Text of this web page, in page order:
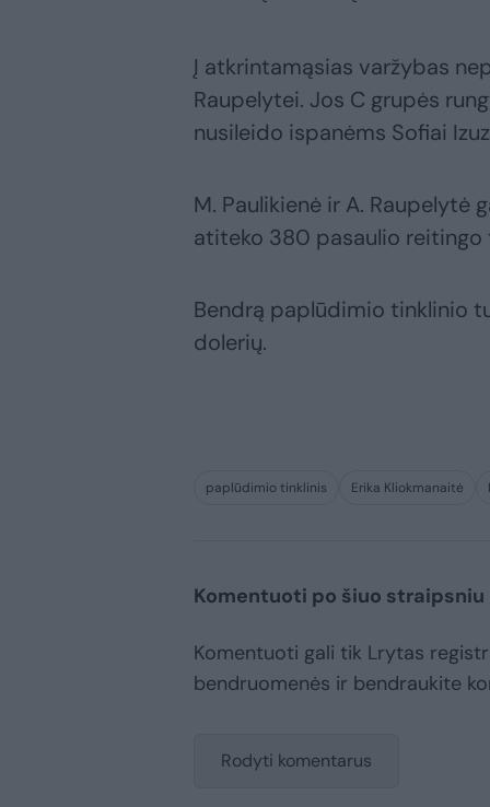
Į atkrintamąsias varžybas
Raupelytei. Jos C grupės
nusileido ispanėms Sofiai
M. Paulikienė ir A. Raupelytė
atiteko 380 pasaulio reitingo
Bendrą paplūdimio tinklinio
dolerių.
paplūdimio tinklinis Erika Kliokmanaitė
Komentuoti po šiuo straipsniu
Komentuoti gali tik Lrytas
bendruomenės ir bendraukite
Rodyti komentarus